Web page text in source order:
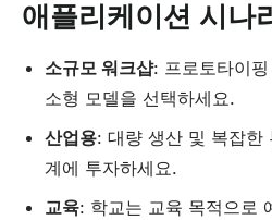
애플리케이션 시나
소규모 워크샵: 프로토타이
소형 모델을 선택하세요.
산업용: 대량 생산 및 복잡한
계에 투자하세요.
교육: 학교는 교육 목적으로